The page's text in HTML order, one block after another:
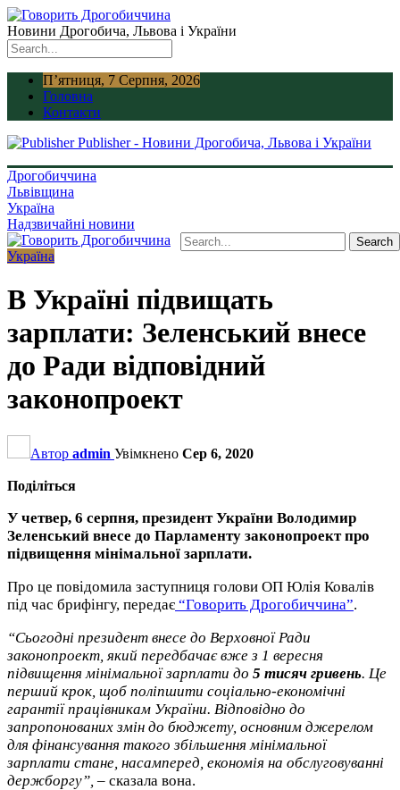
Новини Дрогобича, Львова і України
П’ятниця, 7 Серпня, 2026
Головна
Контакти
Publisher - Новини Дрогобича, Львова і України
Дрогобиччина
Львівщина
Україна
Надзвичайні новини
Україна
В Україні підвищать
зарплати: Зеленський внесе
до Ради відповідний
законопроект
Автор admin Увімкнено Сер 6, 2020
Поділіться
У четвер, 6 серпня, президент України Володимир
Зеленський внесе до Парламенту законопроект про
підвищення мінімальної зарплати.
Про це повідомила заступниця голови ОП Юлія Ковалів
під час брифінгу, передає “Говорить Дрогобиччина”.
“Сьогодні президент внесе до Верховної Ради
законопроект, який передбачає вже з 1 вересня
підвищення мінімальної зарплати до 5 тисяч гривень. Це
перший крок, щоб поліпшити соціально-економічні
гарантії працівникам України. Відповідно до
запропонованих змін до бюджету, основним джерелом
для фінансування такого збільшення мінімальної
зарплати стане, насамперед, економія на обслуговуванні
держборгу”, – сказала вона.